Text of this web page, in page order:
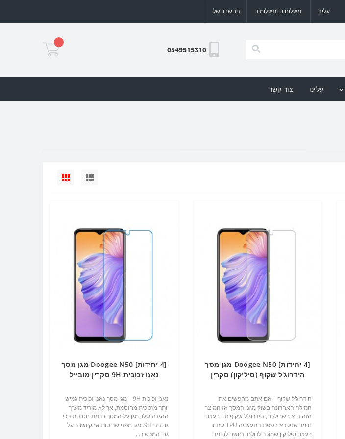
עלינו משלוחים ותשלומים החשבון שלי
0549515310
עלינו צור קשר
[4 יחידות] Doogee N50 מגן מסך
הידרוג'ל שקוף (סיליקון) סקרין
הידרוג'ל שקוף – אם אתם מחפשים את
המילה האחרונה בשוק מגני המסך אז המוצר
הזה הוא בשבילכם, הידרוג'ל שקוף זהו בעצם
חומר שניקרא בשפת התעשייה TPU שזהו
בעצם סיליקון שמוכר לכולם, נחשב לחומר
[4 יחידות] Doogee N50 מגן מסך
נאנו זכוכית 9H סקרין מובייל
נאנו זכוכית 9H – מגן מסך נאנו זכוכית גמיש
יותר מזכוכית מחוסמת, אך לא מוריד מערך
ההגנה שלו, מגן על המסך ברמת חסינות הכי
גבוהה 9H. מגן מפני שריטות אבק ושבר על
גבי המכשיר...